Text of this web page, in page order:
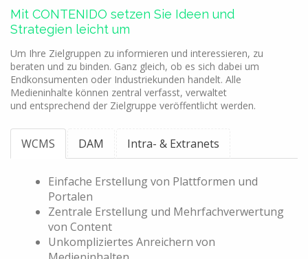
Mit CONTENIDO setzen Sie Ideen und
Strategien leicht um
Um Ihre Zielgruppen zu informieren und interessieren, zu
beraten und zu binden. Ganz gleich, ob es sich dabei um
Endkonsumenten oder Industriekunden handelt. Alle
Medieninhalte können zentral verfasst, verwaltet
und entsprechend der Zielgruppe veröffentlicht werden.
WCMS DAM Intra- & Extranets
Einfache Erstellung von Plattformen und
Portalen
Zentrale Erstellung und Mehrfachverwertung
von Content
Unkompliziertes Anreichern von